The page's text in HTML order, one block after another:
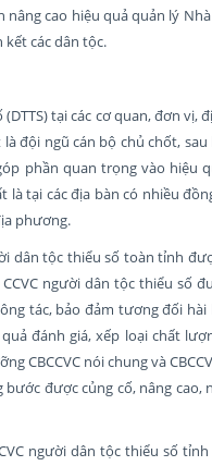
cao hiệu quả quản lý
các dân tộc.
tại các cơ quan, đơn vị,
đội ngũ cán bộ chủ chốt, sau
phần quan trọng vào hiệu
tại các địa bàn có nhiều
phương.
dân tộc thiểu số toàn tỉnh
người dân tộc thiểu số
tác, bảo đảm tương đối hài
đánh giá, xếp loại chất
CBCCVC nói chung và
được củng cố, nâng cao,
người dân tộc thiểu số